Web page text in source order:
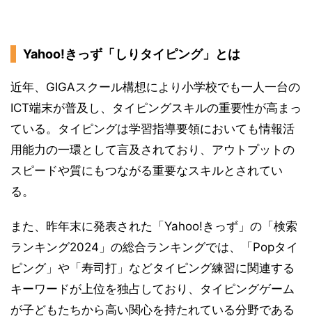
Yahoo!きっず「しりタイピング」とは
近年、GIGAスクール構想により小学校でも一人一台の
ICT端末が普及し、タイピングスキルの重要性が高まっ
ている。タイピングは学習指導要領においても情報活
用能力の一環として言及されており、アウトプットの
スピードや質にもつながる重要なスキルとされてい
る。
また、昨年末に発表された「Yahoo!きっず」の「検索
ランキング2024」の総合ランキングでは、「Popタイ
ピング」や「寿司打」などタイピング練習に関連する
キーワードが上位を独占しており、タイピングゲーム
が子どもたちから高い関心を持たれている分野である